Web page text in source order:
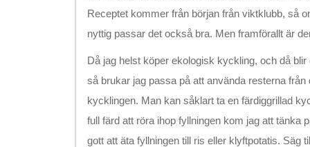
Receptet kommer från början från viktklubb, så
nyttig passar det också bra. Men framförallt är
Då jag helst köper ekologisk kyckling, och då
så brukar jag passa på att använda resterna från
kycklingen. Man kan såklart ta en färdiggrillad
full färd att röra ihop fyllningen kom jag att tänka
gott att äta fyllningen till ris eller klyftpotatis. Säg